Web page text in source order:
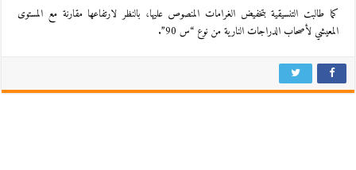
كما طالبت التنسيقية بتخفيض الغرامات المنصوص عليها، بالنظر لارتفاعها مقارنة مع المستوى
المعيشي لأصحاب الدراجات النارية من نوع “س 90”.